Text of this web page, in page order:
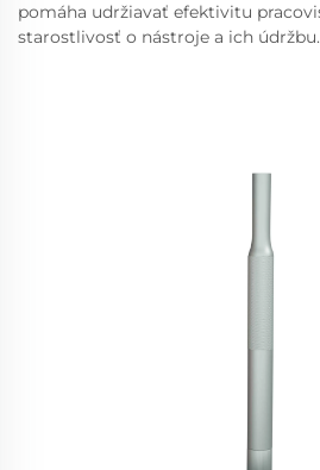
pomáha udržiavať efektivitu
starostlivosť o nástroje a ich údržbu.